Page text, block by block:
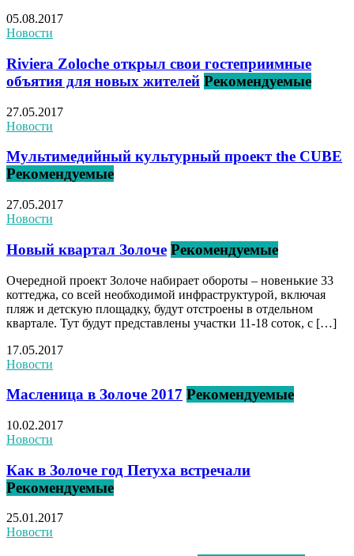
05.08.2017
Новости
Riviera Zoloche открыл свои гостеприимные
объятия для новых жителей Рекомендуемые
27.05.2017
Новости
Мультимедийный культурный проект the CUBE
Рекомендуемые
27.05.2017
Новости
Новый квартал Золоче Рекомендуемые
Очередной проект Золоче набирает обороты – новенькие 33
коттеджа, со всей необходимой инфраструктурой, включая
пляж и детскую площадку, будут отстроены в отдельном
квартале. Тут будут представлены участки 11-18 соток, с […]
17.05.2017
Новости
Масленица в Золоче 2017 Рекомендуемые
10.02.2017
Новости
Как в Золоче год Петуха встречали
Рекомендуемые
25.01.2017
Новости